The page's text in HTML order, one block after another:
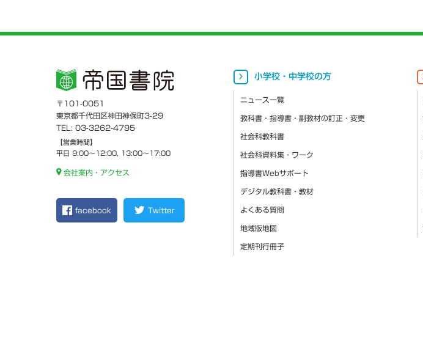
〒101-0051
東京都千代田区神田神保町3-29
TEL: 03-3262-4795
【営業時間】
平日 9:00～12:00, 13:00～17:00
会社案内・アクセス
facebook Twitter
小学校・中学校の方
ニュース一覧
教科書・指導書・副教材の訂正・変更
社会科教科書
社会科資料集・ワーク
指導書Webサポート
デジタル教科書・教材
よくある質問
地域版地図
定期刊行冊子